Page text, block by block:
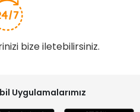
bize iletebilirsiniz.
Uygulamalarımız